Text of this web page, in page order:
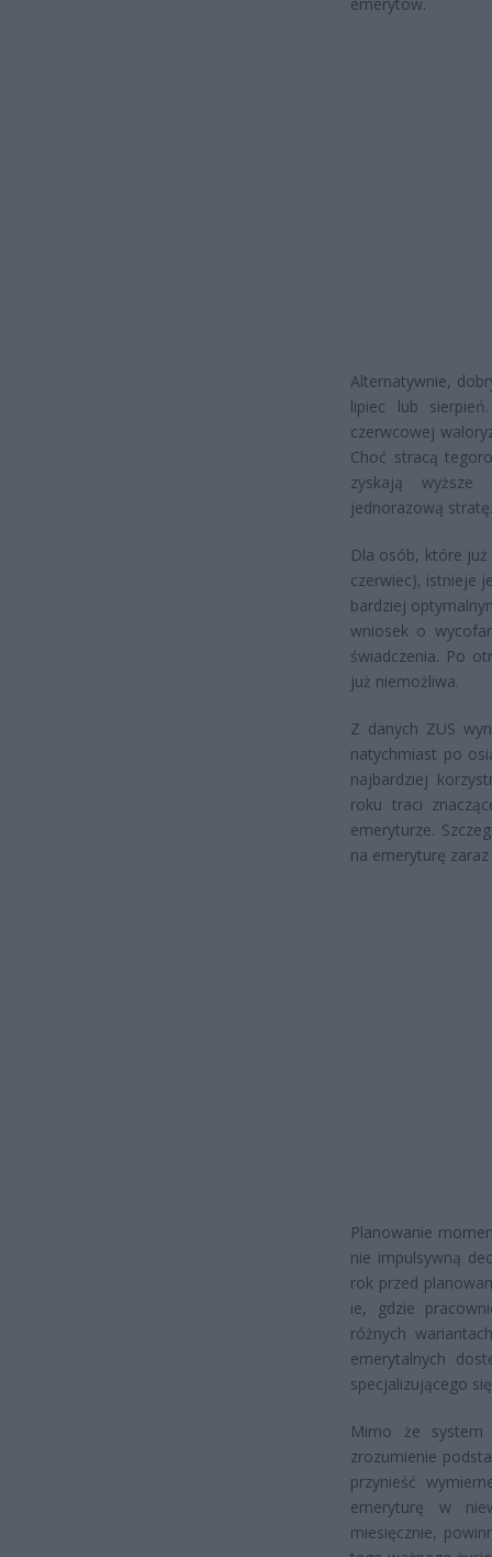
Alternatywnie,
lipiec lub
czerwcowej
Choć stracą
zyskają wyższe
jednorazową stratę.
Dla osób, które już
czerwiec), istnieje
bardziej
wniosek o
świadczenia. Po
już niemożliwa.
Z danych ZUS
natychmiast po
najbardziej
roku traci
emeryturze.
na emeryturę
Planowanie
nie impulsywną
rok przed
ie, gdzie
różnych
emerytalnych
specjalizującego
Mimo że system
zrozumienie
przynieść
emeryturę w
miesięcznie,